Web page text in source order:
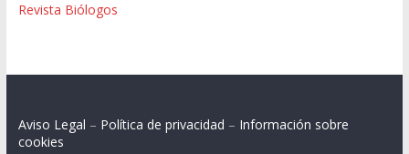
Revista Biólogos
Aviso Legal – Política de privacidad – Información sobre
cookies